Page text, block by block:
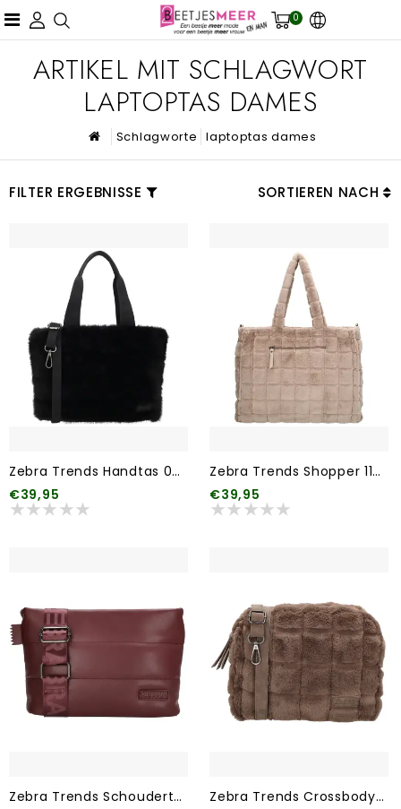
0
ARTIKEL MIT SCHLAGWORT
LAPTOPTAS DAMES
Schlagworte laptoptas dames
FILTER ERGEBNISSE SORTIEREN NACH
Zebra Trends Handtas 001 Zwart
€39,95
Zebra Trends Shopper 117 Lichttaupe
€39,95
Zebra Trends Schoudertas 007 Bordeaux rood
Zebra Trends Crossbodytas Milou 119 Donkertaupe